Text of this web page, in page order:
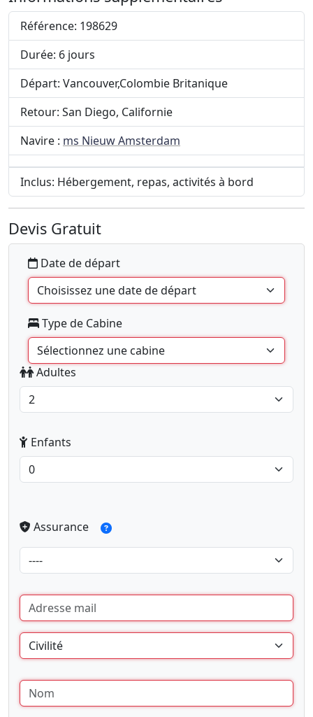
Référence: 198629
Durée: 6 jours
Départ: Vancouver,Colombie Britanique
Retour: San Diego, Californie
Navire : ms Nieuw Amsterdam
Inclus: Hébergement, repas, activités à bord
Devis Gratuit
Date de départ
Type de Cabine
Adultes
Enfants
Assurance